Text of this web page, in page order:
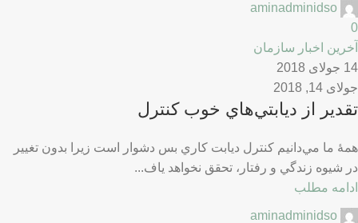
aminadminidso
0
آخرین اخبار سازمان
14 جولای 2018
جولای 14, 2018
تقدير از ديابتي‌هاي خوب كنترل
همۀ ما مي‌دانيم كنترل ديابت كاري بس دشوار است زيرا بدون تغيير
در شيوه زندگي و رفتار، تحقق نخواهد ياف...
ادامه مطلب
aminadminidso